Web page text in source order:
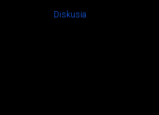
Diskusia